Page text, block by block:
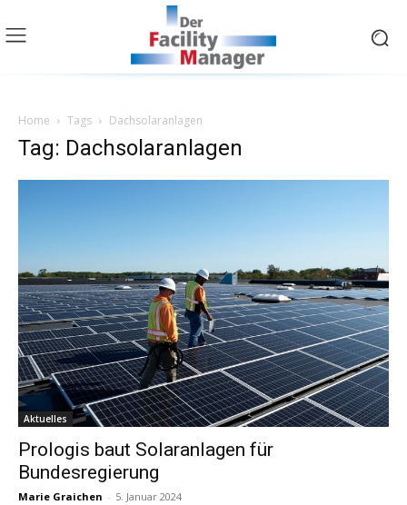
Home Tags Dachsolaranlagen
Tag: Dachsolaranlagen
Aktuelles
Prologis baut Solaranlagen für
Bundesregierung
Marie Graichen - 5. Januar 2024